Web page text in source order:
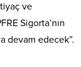
ve
Sigorta’nın
devam edecek”.